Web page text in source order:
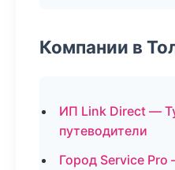
Компании в
ИП Link Direct —
путеводители
Город Service